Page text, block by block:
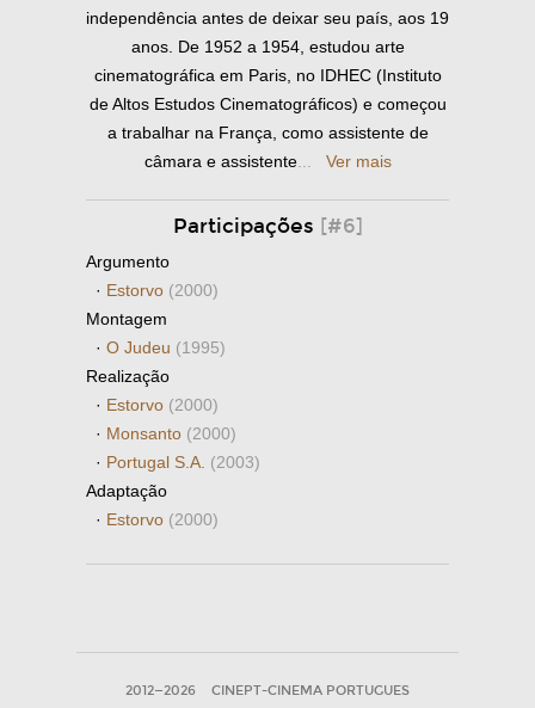
independência antes de deixar seu país, aos 19
anos. De 1952 a 1954, estudou arte
cinematográfica em Paris, no IDHEC (Instituto
de Altos Estudos Cinematográficos) e começou
a trabalhar na França, como assistente de
câmara e assistente... Ver mais
Participações [#6]
Argumento
· Estorvo (2000)
Montagem
· O Judeu (1995)
Realização
· Estorvo (2000)
· Monsanto (2000)
· Portugal S.A. (2003)
Adaptação
· Estorvo (2000)
2012—2026 CINEPT-CINEMA PORTUGUES